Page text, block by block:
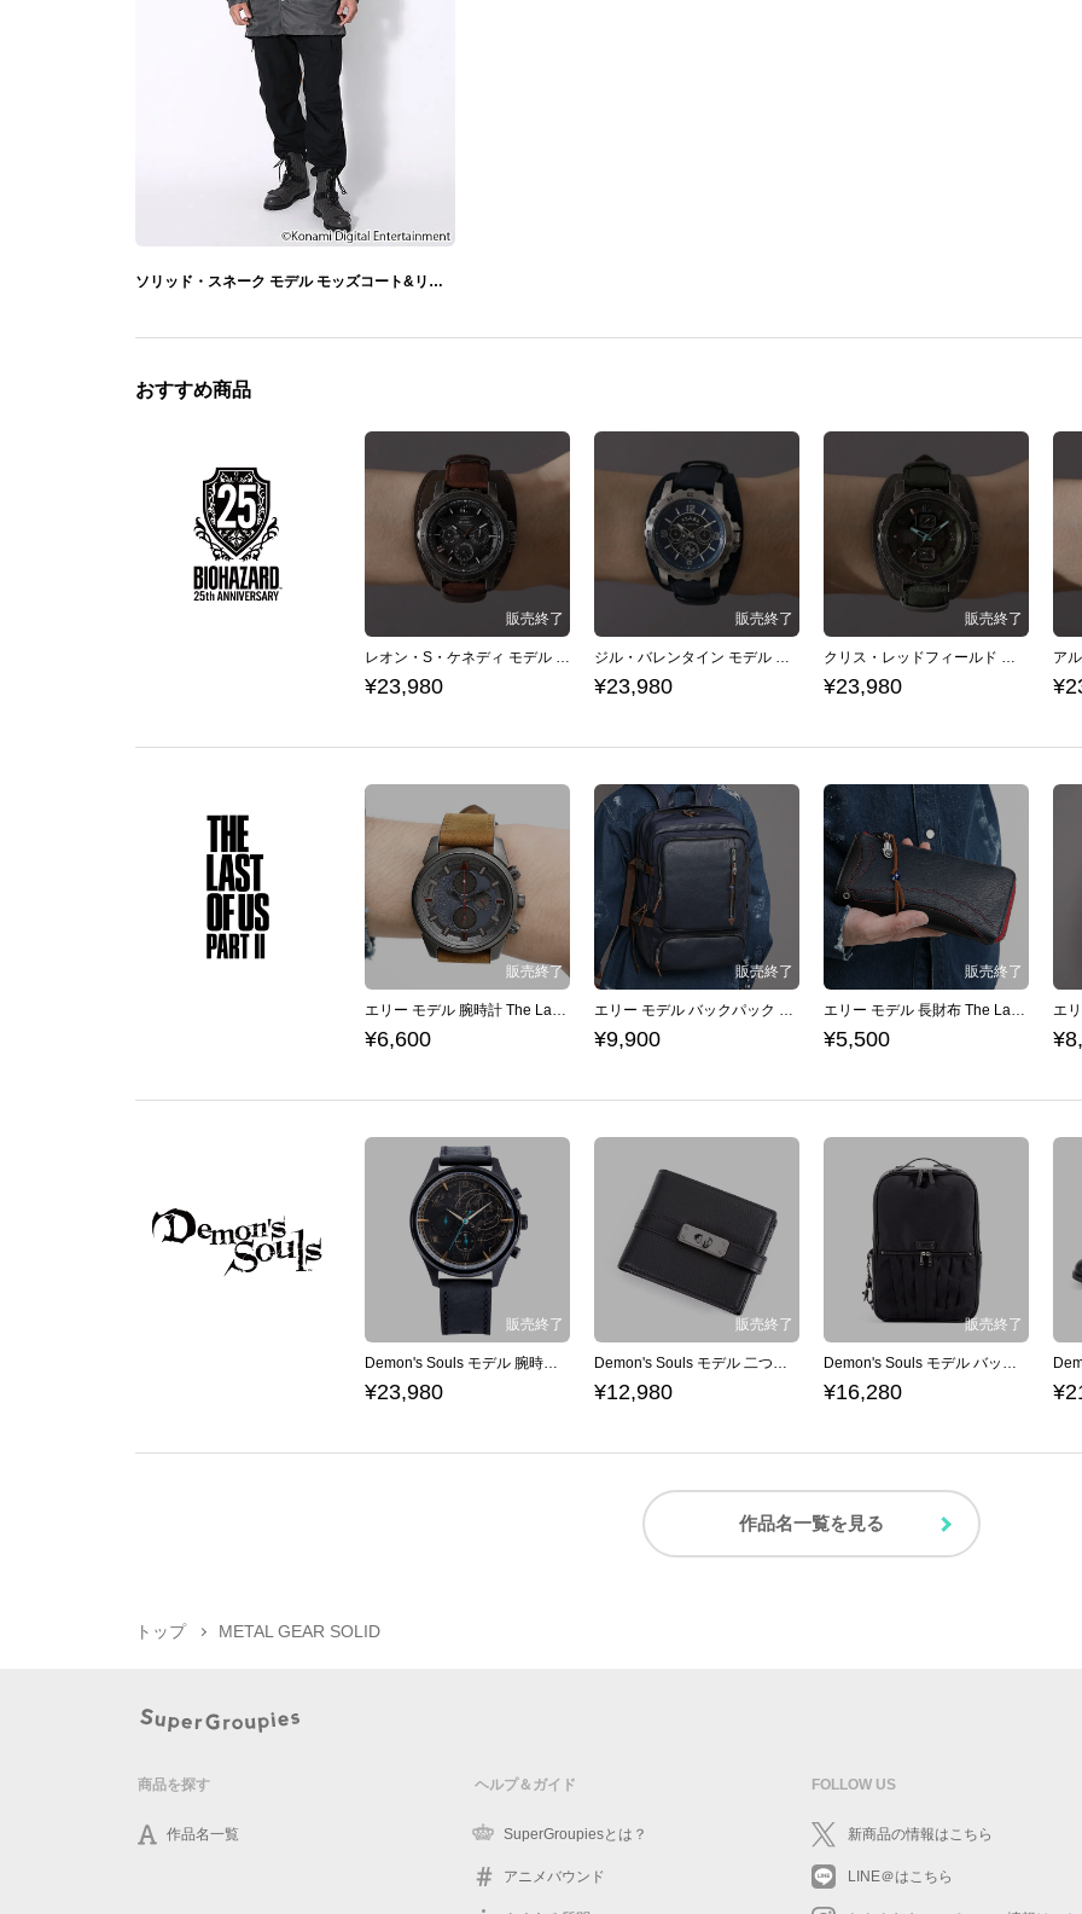
ソリッド・スネーク モデル モッズコート&リュック&ブーツ METAL GEAR SOLID メタルギアソリッド
おすすめ商品
レオン・S・ケネディ モデル 腕時計 バイオハザード
¥23,980
ジル・バレンタイン モデル 腕時計 バイオハザード
¥23,980
クリス・レッドフィールド モデル 腕時計 バイオハザード
¥23,980
エリー モデル 腕時計 The Last of Us Part II
¥6,600
エリー モデル バックパック The Last of Us Part II
¥9,900
エリー モデル 長財布 The Last of Us Part II
¥5,500
Demon's Souls モデル 腕時計 デモンズソウル
¥23,980
Demon's Souls モデル 二つ折り財布 デモンズソウル
¥12,980
Demon's Souls モデル バックパック デモンズソウル
¥16,280
作品名一覧を見る
トップ METAL GEAR SOLID
商品を探す
作品名一覧
ヘルプ＆ガイド
SuperGroupiesとは？
アニメバウンド
FOLLOW US
新商品の情報はこちら
LINE＠はこちら